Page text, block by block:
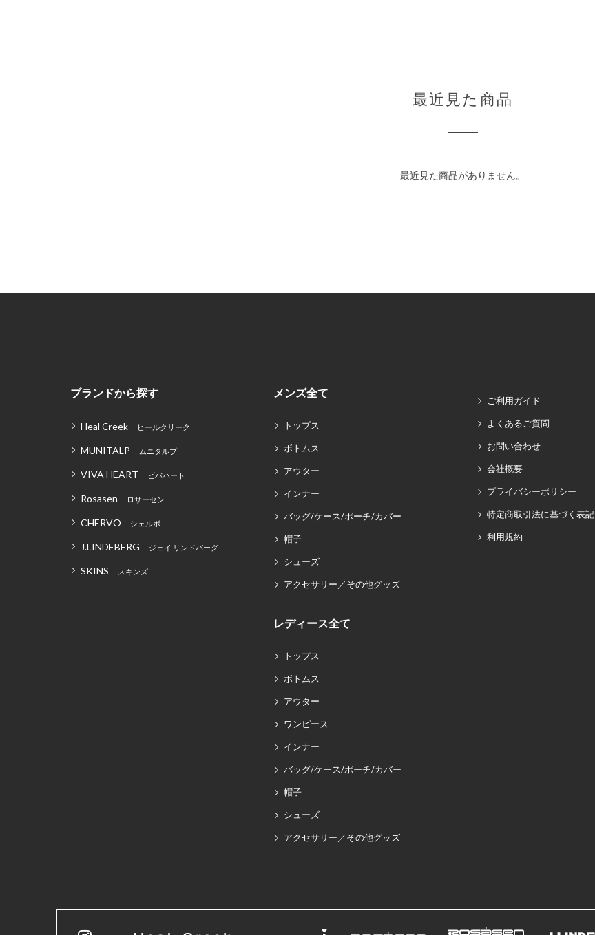
最近見た商品
最近見た商品がありません。
ブランドから探す
Heal Creek ヒールクリーク
MUNITALP ムニタルプ
VIVA HEART ビバハート
Rosasen ロサーセン
CHERVO シェルボ
J.LINDEBERG ジェイ リンドバーグ
SKINS スキンズ
メンズ全て
トップス
ボトムス
アウター
インナー
バッグ/ケース/ポーチ/カバー
帽子
シューズ
アクセサリー／その他グッズ
レディース全て
トップス
ボトムス
アウター
ワンピース
インナー
バッグ/ケース/ポーチ/カバー
帽子
シューズ
アクセサリー／その他グッズ
ご利用ガイド
よくあるご質問
お問い合わせ
会社概要
プライバシーポリシー
特定商取引法に基づく表記
利用規約